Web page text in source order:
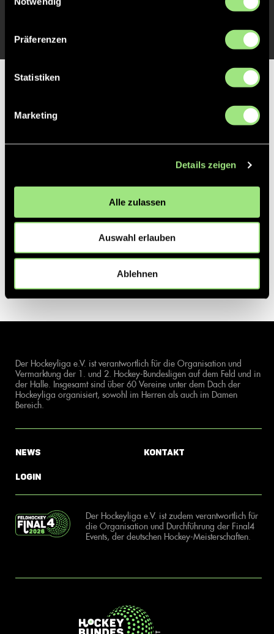
Präferenzen
Statistiken
Marketing
Details zeigen
Alle zulassen
Auswahl erlauben
Ablehnen
Partner
Der Hockeyliga e.V. ist verantwortlich für die Organisation und
Vermarktung der 1. und 2. Hockey-Bundesligen auf dem Feld und in
der Halle. Insgesamt sind über 60 Vereine unter dem Dach der
Hockeyliga organisiert, sowohl im Herren als auch im Damen
Bereich.
News
Login
Kontakt
Der Hockeyliga e.V. ist zudem verantwortlich für
die Organisation und Durchführung der Final4
Events, der deutschen Hockey-Meisterschaften.